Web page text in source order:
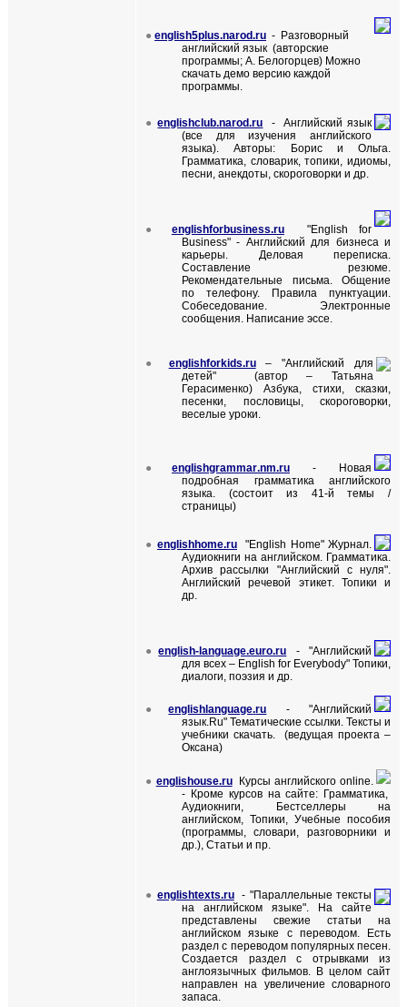
● english5plus.narod.ru - Разговорный
английский язык (авторские
программы; А. Белогорцев) Можно
скачать демо версию каждой
программы.
● englishclub.narod.ru - Английский язык
(все для изучения английского
языка). Авторы: Борис и Ольга.
Грамматика, словарик, топики, идиомы,
песни, анекдоты, скороговорки и др.
● englishforbusiness.ru "English for
Business" - Английский для бизнеса и
карьеры.
Деловая переписка.
Составление резюме.
Рекомендательные письма. Общение
по телефону. Правила пунктуации.
Собеседование. Электронные
сообщения. Написание эссе.
● englishforkids.ru– "Английский для
детей" (автор – Татьяна
Герасименко)
Азбука, стихи, сказки,
песенки, пословицы, скороговорки,
веселые уроки.
● englishgrammar.nm.ru - Новая
подробная грамматика английского
языка. (состоит из 41-й темы
/
страницы)
● englishhome.ru "English Home" Журнал.
Аудиокниги на английском. Грамматика.
Архив рассылки "Английский с нуля".
Английский речевой этикет. Топики и
др.
● english-language.euro.ru - "Английский
для всех – English for Everybody" Топики,
диалоги, поэзия и др.
● englishlanguage.ru - "Английский
язык.Ru" Тематические ссылки. Тексты и
учебники скачать. (ведущая проекта –
Оксана)
● englishouse.ru Курсы английскогоonline.
- Кроме курсов на сайте: Грамматика,
Аудиокниги, Бестселлеры на
английском, Топики, Учебные пособия
(программы, словари, разговорники и
др.), Статьи и пр.
● englishtexts.ru- "Параллельные тексты
на английском языке".
На сайте
представлены свежие статьи на
английском языке с переводом. Есть
раздел с переводом популярных песен.
Создается раздел с отрывками из
англоязычных фильмов. В целом сайт
направлен на увеличение словарного
запаса.